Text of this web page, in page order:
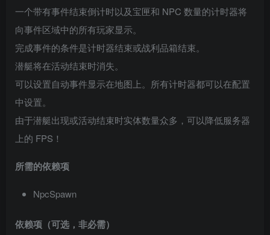
一个带有事件结束倒计时以及宝匣和 NPC 数量的计时器将
向事件区域中的所有玩家显示。
完成事件的条件是计时器结束或战利品箱结束。
潜艇将在活动结束时消失。
可以设置自动事件显示在地图上。所有计时器都可以在配置
中设置。
由于潜艇出现或活动结束时实体数量众多，可以降低服务器
上的 FPS！
所需的依赖项
NpcSpawn
依赖项（可选，非必需）